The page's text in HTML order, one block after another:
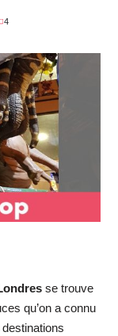
4
se trouve
qu’on a connu